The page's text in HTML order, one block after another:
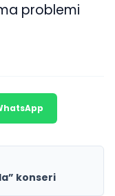
problemi
konseri